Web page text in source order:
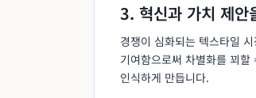
3. 혁신과 가치 제안
경쟁이 심화되는 텍스타일
기여함으로써 차별화를 꾀
인식하게 만듭니다.